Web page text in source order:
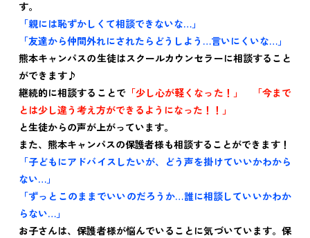
す。
「親には恥ずかしくて相談できないな…」
「友達から仲間外れにされたらどうしよう…言いにくいな…」
熊本キャンパスの生徒はスクールカウンセラーに相談すること
ができます♪
継続的に相談することで「少し心が軽くなった！」
「今まで
とは少し違う考え方ができるようになった！！」
と生徒からの声が上がっています。
また、熊本キャンパスの保護者様も相談することができます！
「子どもにアドバイスしたいが、どう声を掛けていいかわから
ない…」
「ずっとこのままでいいのだろうか…誰に相談していいかわか
らない…」
お子さんは、保護者様が悩んでいることに気づいています。保